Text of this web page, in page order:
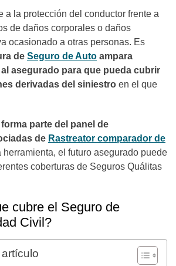
a la protección del conductor frente a
de daños corporales o daños
ocasionado a otras personas. Es
de Seguro de Auto ampara
asegurado para que pueda cubrir
derivadas del siniestro en el que
forma parte del panel de
de Rastreator comparador de
herramienta, el futuro asegurado puede
coberturas de Seguros Quálitas
cubre el Seguro de
Civil?